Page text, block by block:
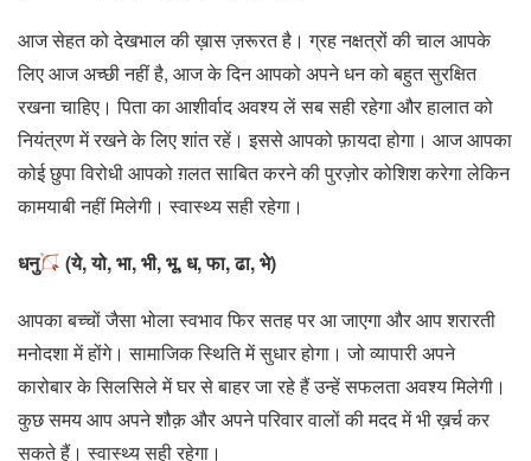
आज सेहत को देखभाल की ख़ास ज़रूरत है। ग्रह नक्षत्रों की चाल आपके
लिए आज अच्छी नहीं है, आज के दिन आपको अपने धन को बहुत सुरक्षित
रखना चाहिए। पिता का आशीर्वाद अवश्य लें सब सही रहेगा और हालात को
नियंत्रण में रखने के लिए शांत रहें। इससे आपको फ़ायदा होगा। आज आपका
कोई छुपा विरोधी आपको ग़लत साबित करने की पुरज़ोर कोशिश करेगा लेकिन
कामयाबी नहीं मिलेगी। स्वास्थ्य सही रहेगा।
धनु (ये, यो, भा, भी, भू, ध, फा, ढा, भे)
आपका बच्चों जैसा भोला स्वभाव फिर सतह पर आ जाएगा और आप शरारती
मनोदशा में होंगे। सामाजिक स्थिति में सुधार होगा। जो व्यापारी अपने
कारोबार के सिलसिले में घर से बाहर जा रहे हैं उन्हें सफलता अवश्य मिलेगी।
कुछ समय आप अपने शौक़ और अपने परिवार वालों की मदद में भी ख़र्च कर
सकते हैं। स्वास्थ्य सही रहेगा।